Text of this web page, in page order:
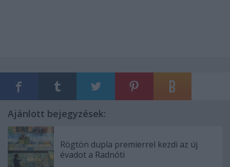
Ajánlott bejegyzések:
Rögtön dupla premierrel kezdi az új
évadot a Radnóti